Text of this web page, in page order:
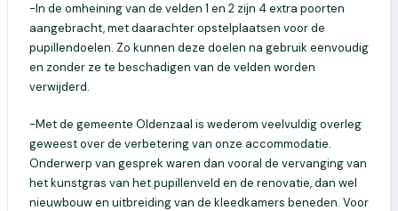
-In de omheining van de velden 1 en 2 zijn 4 extra poorten
aangebracht, met daarachter opstelplaatsen voor de
pupillendoelen. Zo kunnen deze doelen na gebruik eenvoudig
en zonder ze te beschadigen van de velden worden
verwijderd.
-Met de gemeente Oldenzaal is wederom veelvuldig overleg
geweest over de verbetering van onze accommodatie.
Onderwerp van gesprek waren dan vooral de vervanging van
het kunstgras van het pupillenveld en de renovatie, dan wel
nieuwbouw en uitbreiding van de kleedkamers beneden. Voor